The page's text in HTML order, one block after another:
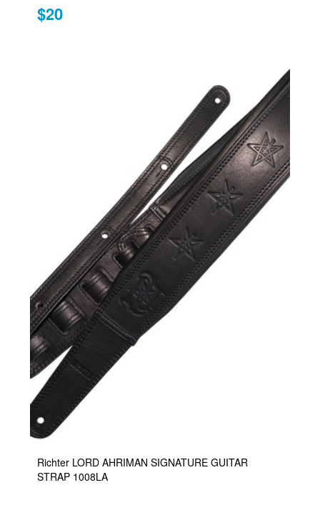
$20
Richter LORD AHRIMAN SIGNATURE GUITAR
STRAP 1008LA